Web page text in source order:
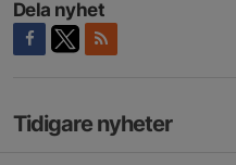
Dela nyhet
Tidigare nyheter